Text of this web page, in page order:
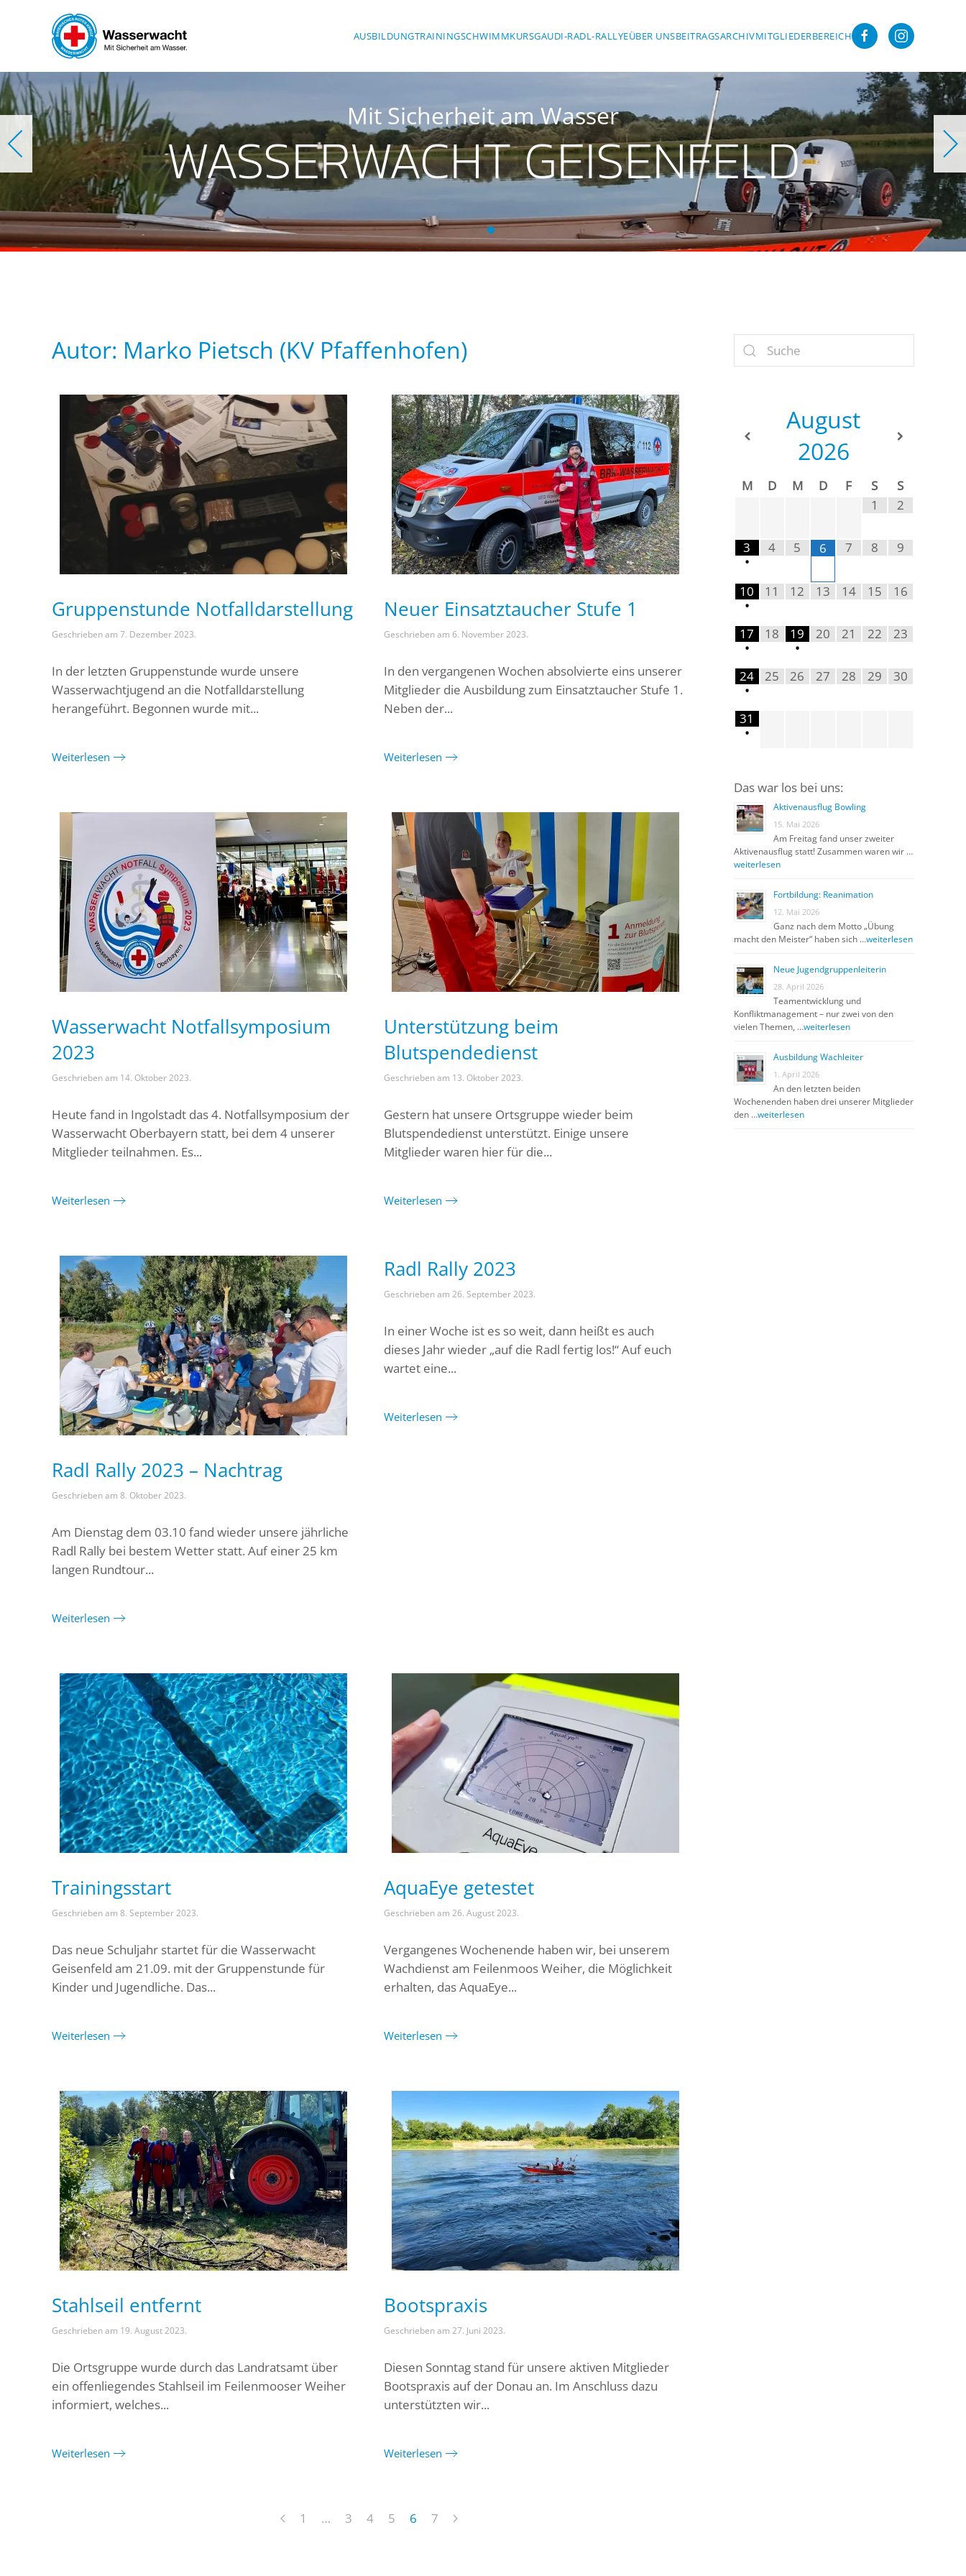
Skip to main content AUSBILDUNGTRAININGSCHWIMMKURSGAUDI-RADL-RALLYEÜBER UNSBEITRAGSARCHIVMITGLIEDERBEREICH
Mit Sicherheit am Wasser
WASSERWACHT GEISENFELD
Wasserwacht Geisenfeld
Wasserwacht Geisenfeld
Autor: Marko Pietsch (KV Pfaffenhofen)
Gruppenstunde Notfalldarstellung
Geschrieben am 7. Dezember 2023.
In der letzten Gruppenstunde wurde unsere
Wasserwachtjugend an die Notfalldarstellung
herangeführt. Begonnen wurde mit...
Weiterlesen
Neuer Einsatztaucher Stufe 1
Geschrieben am 6. November 2023.
In den vergangenen Wochen absolvierte eins unserer
Mitglieder die Ausbildung zum Einsatztaucher Stufe 1.
Neben der...
Weiterlesen
Wasserwacht Notfallsymposium
2023
Geschrieben am 14. Oktober 2023.
Heute fand in Ingolstadt das 4. Notfallsymposium der
Wasserwacht Oberbayern statt, bei dem 4 unserer
Mitglieder teilnahmen. Es...
Weiterlesen
Unterstützung beim
Blutspendedienst
Geschrieben am 13. Oktober 2023.
Gestern hat unsere Ortsgruppe wieder beim
Blutspendedienst unterstützt. Einige unsere
Mitglieder waren hier für die...
Weiterlesen
Radl Rally 2023 – Nachtrag
Geschrieben am 8. Oktober 2023.
Am Dienstag dem 03.10 fand wieder unsere jährliche
Radl Rally bei bestem Wetter statt. Auf einer 25 km
langen Rundtour...
Weiterlesen
Radl Rally 2023
Geschrieben am 26. September 2023.
In einer Woche ist es so weit, dann heißt es auch
dieses Jahr wieder „auf die Radl fertig los!“ Auf euch
wartet eine...
Weiterlesen
Trainingsstart
Geschrieben am 8. September 2023.
Das neue Schuljahr startet für die Wasserwacht
Geisenfeld am 21.09. mit der Gruppenstunde für
Kinder und Jugendliche. Das...
Weiterlesen
AquaEye getestet
Geschrieben am 26. August 2023.
Vergangenes Wochenende haben wir, bei unserem
Wachdienst am Feilenmoos Weiher, die Möglichkeit
erhalten, das AquaEye...
Weiterlesen
Stahlseil entfernt
Geschrieben am 19. August 2023.
Die Ortsgruppe wurde durch das Landratsamt über
ein offenliegendes Stahlseil im Feilenmooser Weiher
informiert, welches...
Weiterlesen
Bootspraxis
Geschrieben am 27. Juni 2023.
Diesen Sonntag stand für unsere aktiven Mitglieder
Bootspraxis auf der Donau an. Im Anschluss dazu
unterstützten wir...
Weiterlesen
1 … 3 4 5 6 7
August
2026
M D M D F S
S
1
2
3
•
4 5 6 7 8 9
10
•
11 12 13 14 15 16
17
•
18
19
•
20 21 22 23
24
•
25 26 27 28 29 30
31
•
Das war los bei uns:
Aktivenausflug Bowling
15. Mai 2026
Am Freitag fand unser zweiter
Aktivenausflug statt! Zusammen waren wir …
weiterlesen
Fortbildung: Reanimation
12. Mai 2026
Ganz nach dem Motto „Übung
macht den Meister“ haben sich …weiterlesen
Neue Jugendgruppenleiterin
28. April 2026
Teamentwicklung und
Konfliktmanagement – nur zwei von den
vielen Themen, …weiterlesen
Ausbildung Wachleiter
1. April 2026
An den letzten beiden
Wochenenden haben drei unserer Mitglieder
den …weiterlesen